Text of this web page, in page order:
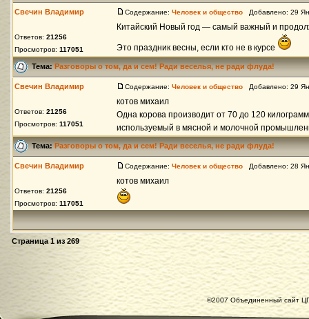
Свечин Владимир
Ответов: 21256
Просмотров: 117051
Содержание: Человек и общество Добавлено: 29
Китайский Новый год ― самый важный и
Это праздник весны, если кто не в курсе
Тема:Разговоры о том, да и сем! Ради веселья, не ради флуда!
Свечин Владимир
Ответов: 21256
Просмотров: 117051
Содержание: Человек и общество Добавлено: 29
котов михаил
Одна корова производит от 70 до 120
используемый в мясной и молочной
Тема:Разговоры о том, да и сем! Ради веселья, не ради флуда!
Свечин Владимир
Ответов: 21256
Просмотров: 117051
Содержание: Человек и общество Добавлено: 28
котов михаил
Страница1из 269
©2007 Объединенный сайт